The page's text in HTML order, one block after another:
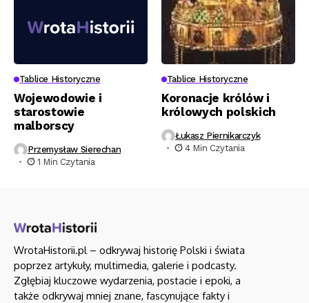
Tablice Historyczne
Wojewodowie i
starostowie
malborscy
Przemysław Sierechan
1 Min Czytania
Tablice Historyczne
Koronacje królów i
królowych polskich
Łukasz Piernikarczyk
4 Min Czytania
WrotaHistorii.pl – odkrywaj historię Polski i świata
poprzez artykuły, multimedia, galerie i podcasty.
Zgłębiaj kluczowe wydarzenia, postacie i epoki, a
także odkrywaj mniej znane, fascynujące fakty i